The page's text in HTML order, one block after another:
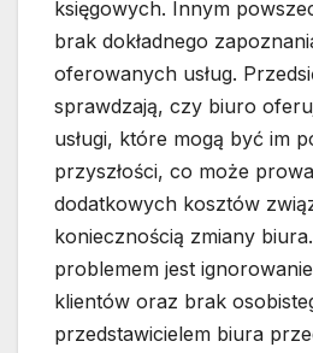
księgowych. Innym
brak dokładnego
oferowanych usług.
sprawdzają, czy biuro
usługi, które mogą być im
przyszłości, co może
dodatkowych kosztów
koniecznością zmiany
problemem jest
klientów oraz brak
przedstawicielem biura